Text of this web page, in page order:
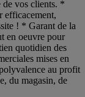
de vos clients. *
efficacement,
! * Garant de la
en oeuvre pour
quotidien des
mises en
au profit
du magasin, de